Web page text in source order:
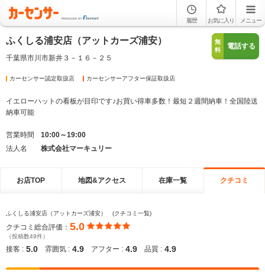
履歴 お気に入り メニュー
ふくしる浦安店（アットカーズ浦安）
千葉県市川市新井３－１６－２５
無
料
電話する
カーセンサー認定取扱店 カーセンサーアフター保証取扱店
イエローハットの看板が目印です♪お買い得車多数！最短２週間納車！全国陸送
納車可能
営業時間
10:00～19:00
法人名
株式会社マーキュリー
お店TOP 地図&アクセス 在庫一覧 クチコミ
ふくしる浦安店（アットカーズ浦安） (クチコミ一覧)
クチコミ総合評価： 5.0
（投稿数49件）
接客 : 5.0 雰囲気 : 4.9 アフター : 4.9 品質 : 4.9